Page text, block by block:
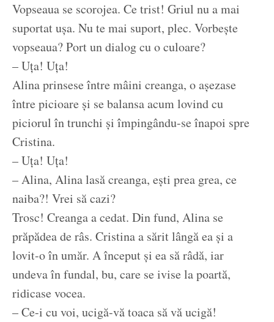
Vopseaua se scorojea. Ce trist! Griul nu a mai
suportat ușa. Nu te mai suport, plec. Vorbește
vopseaua? Port un dialog cu o culoare?
– Uța! Uța!
Alina prinsese între mâini creanga, o așezase
între picioare și se balansa acum lovind cu
piciorul în trunchi și împingându-se înapoi spre
Cristina.
– Uța! Uța!
– Alina, Alina lasă creanga, ești prea grea, ce
naiba?! Vrei să cazi?
Trosc! Creanga a cedat. Din fund, Alina se
prăpădea de râs. Cristina a sărit lângă ea și a
lovit-o în umăr. A început și ea să râdă, iar
undeva în fundal, bu, care se ivise la poartă,
ridicase vocea.
– Ce-i cu voi, ucigă-vă toaca să vă ucigă!